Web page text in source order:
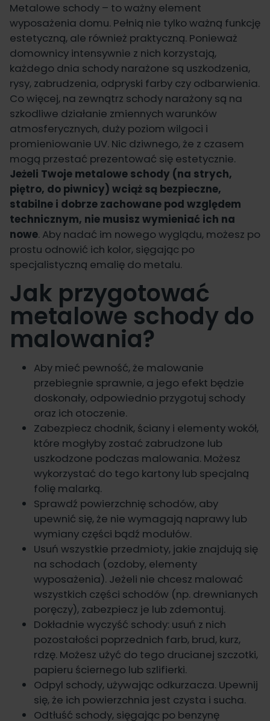
Metalowe schody – to ważny element
wyposażenia domu. Pełnią nie tylko ważną funkcję
estetyczną, ale również praktyczną. Ponieważ
domownicy intensywnie z nich korzystają,
każdego dnia schody narażone są uszkodzenia,
rysy, zabrudzenia, odpryski farby czy odbarwienia.
Co więcej, na zewnątrz schody narażony są na
szkodliwe działanie zmiennych warunków
atmosferycznych, duży poziom wilgoci i
promieniowanie UV. Nic dziwnego, że z czasem
mogą przestać prezentować się estetycznie.
Jeżeli Twoje metalowe schody (na strych,
piętro, do piwnicy) wciąż są bezpieczne,
stabilne i dobrze zachowane pod względem
technicznym, nie musisz wymieniać ich na
nowe. Aby nadać im nowego wyglądu, możesz po
prostu odnowić ich kolor, sięgając po
specjalistyczną emalię do metalu.
Jak przygotować
metalowe schody do
malowania?
Aby mieć pewność, że malowanie
przebiegnie sprawnie, a jego efekt będzie
doskonały, odpowiednio przygotuj schody
oraz ich otoczenie.
Zabezpiecz chodnik, ściany i elementy wokół,
które mogłyby zostać zabrudzone lub
uszkodzone podczas malowania. Możesz
wykorzystać do tego kartony lub specjalną
folię malarką.
Sprawdź powierzchnię schodów, aby
upewnić się, że nie wymagają naprawy lub
wymiany części bądź modułów.
Usuń wszystkie przedmioty, jakie znajdują się
na schodach (ozdoby, elementy
wyposażenia). Jeżeli nie chcesz malować
wszystkich części schodów (np. drewnianych
poręczy), zabezpiecz je lub zdemontuj.
Dokładnie wyczyść schody: usuń z nich
pozostałości poprzednich farb, brud, kurz,
rdzę. Możesz użyć do tego drucianej szczotki,
papieru ściernego lub szlifierki.
Odpyl schody, używając odkurzacza. Upewnij
się, że ich powierzchnia jest czysta i sucha.
Odtłuść schody, sięgając po benzynę